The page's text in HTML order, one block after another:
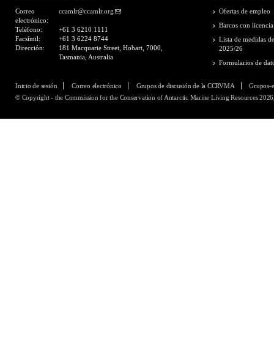
Correo
electrónico:
ccamlr@ccamlr.org
Teléfono:
+61 3 6210 1111
Facsímil:
+61 3 6224 8744
Dirección:
181 Macquarie Street, Hobart, 7000,
Tasmania, Australia
Ofertas de empleo
Barcos con
Lista de medidas
2025/26
Formularios de
Inicio de sesión Correo electrónico Grupos de discusión de la CCRVMA
Grupos-
© Copyright - the Commission for the Conservation of Antarctic Marine Living Resources